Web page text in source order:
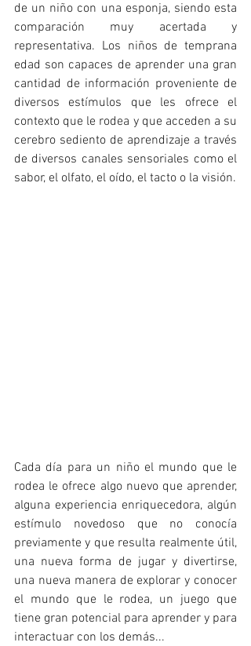
de un niño con una esponja, siendo esta
comparación muy acertada y
representativa. Los niños de temprana
edad son capaces de aprender una gran
cantidad de información proveniente de
diversos estímulos que les ofrece el
contexto que le rodea y que acceden a su
cerebro sediento de aprendizaje a través
de diversos canales sensoriales como el
sabor, el olfato, el oído, el tacto o la visión.
Cada día para un niño el mundo que le
rodea le ofrece algo nuevo que aprender,
alguna experiencia enriquecedora, algún
estímulo novedoso que no conocía
previamente y que resulta realmente útil,
una nueva forma de jugar y divertirse,
una nueva manera de explorar y conocer
el mundo que le rodea, un juego que
tiene gran potencial para aprender y para
interactuar con los demás...